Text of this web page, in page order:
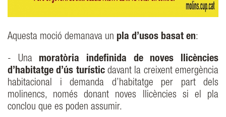
Aquesta moció demanava un pla d’usos basat en:
- Una moratòria indefinida de noves llicències
d’habitatge d’ús turísticdavant la creixent emergència
habitacional i demanda d’habitatge per part dels
molinencs, només donant noves llicències si el pla
conclou que es poden assumir.